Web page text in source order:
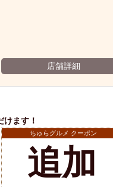
洋食
ス 地中海料理
鍋
店１時間が安い
野菜巻き串
ジンギスカン
店舗詳細
ます！
ちゅらグルメ クーポン
追加